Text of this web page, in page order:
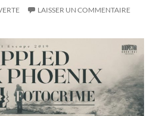
LAISSER UN COMMENTAIRE